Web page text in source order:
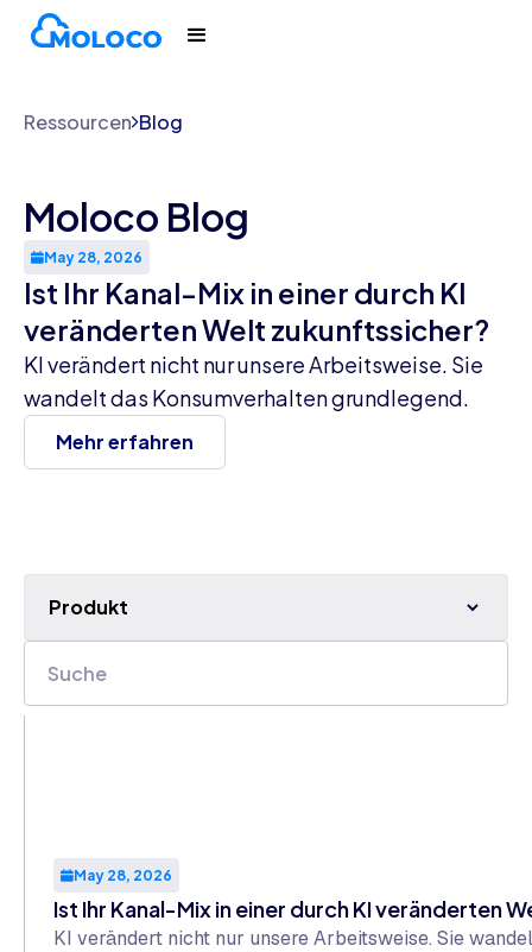
Ressourcen Blog
Moloco Blog
May 28, 2026
Ist Ihr Kanal-Mix in einer durch KI
veränderten Welt zukunftssicher?
KI verändert nicht nur unsere Arbeitsweise. Sie
wandelt das Konsumverhalten grundlegend.
Mehr erfahren
Produkt
May 28, 2026
Ist Ihr Kanal-Mix in einer durch KI veränderten
KI verändert nicht nur unsere Arbeitsweise. Sie